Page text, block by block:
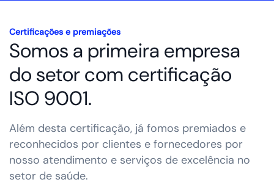
Certificações e premiações
Somos a primeira empresa
do setor com certificação
ISO 9001.
Além desta certificação, já fomos premiados e
reconhecidos por clientes e fornecedores por
nosso atendimento e serviços de excelência no
setor de saúde.